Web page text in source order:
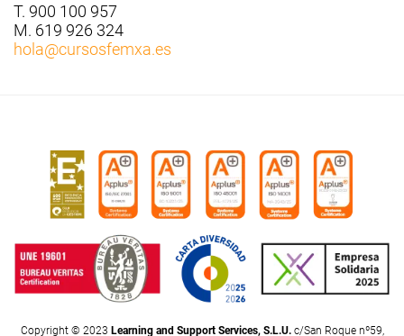
T. 900 100 957
M. 619 926 324
hola@cursosfemxa.es
Copyright © 2023 Learning and Support Services, S.L.U.c/San Roque nº59,